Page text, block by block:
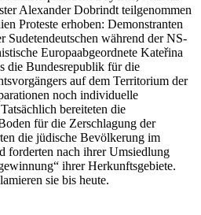
Alexander Dobrindt teilgenommen
Proteste erhoben: Demonstranten
Sudetendeutschen während der NS-
Europaabgeordnete Kateřina
die Bundesrepublik für die
auf dem Territorium der
noch individuelle
bereiteten die
für die Zerschlagung der
die jüdische Bevölkerung im
forderten nach ihrer Umsiedlung
ihrer Herkunftsgebiete.
sie bis heute.